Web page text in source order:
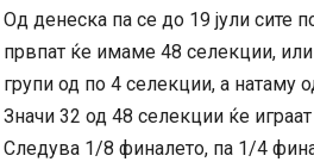
Од денеска па се до 19 јули сите
првпат ќе имаме 48 селекции,
групи од по 4 селекции, а натаму
Значи 32 од 48 селекции ќе
Следува 1/8 финалето, па 1/4